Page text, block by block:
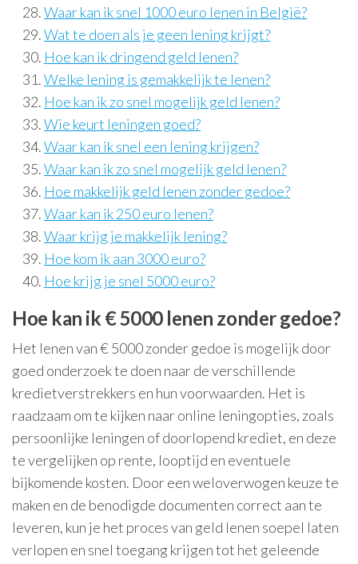
Waar kan ik snel 1000 euro lenen in België?
Wat te doen als je geen lening krijgt?
Hoe kan ik dringend geld lenen?
Welke lening is gemakkelijk te lenen?
Hoe kan ik zo snel mogelijk geld lenen?
Wie keurt leningen goed?
Waar kan ik snel een lening krijgen?
Waar kan ik zo snel mogelijk geld lenen?
Hoe makkelijk geld lenen zonder gedoe?
Waar kan ik 250 euro lenen?
Waar krijg je makkelijk lening?
Hoe kom ik aan 3000 euro?
Hoe krijg je snel 5000 euro?
Hoe kan ik € 5000 lenen zonder gedoe?
Het lenen van € 5000 zonder gedoe is mogelijk door
goed onderzoek te doen naar de verschillende
kredietverstrekkers en hun voorwaarden. Het is
raadzaam om te kijken naar online leningopties, zoals
persoonlijke leningen of doorlopend krediet, en deze
te vergelijken op rente, looptijd en eventuele
bijkomende kosten. Door een weloverwogen keuze te
maken en de benodigde documenten correct aan te
leveren, kun je het proces van geld lenen soepel laten
verlopen en snel toegang krijgen tot het geleende